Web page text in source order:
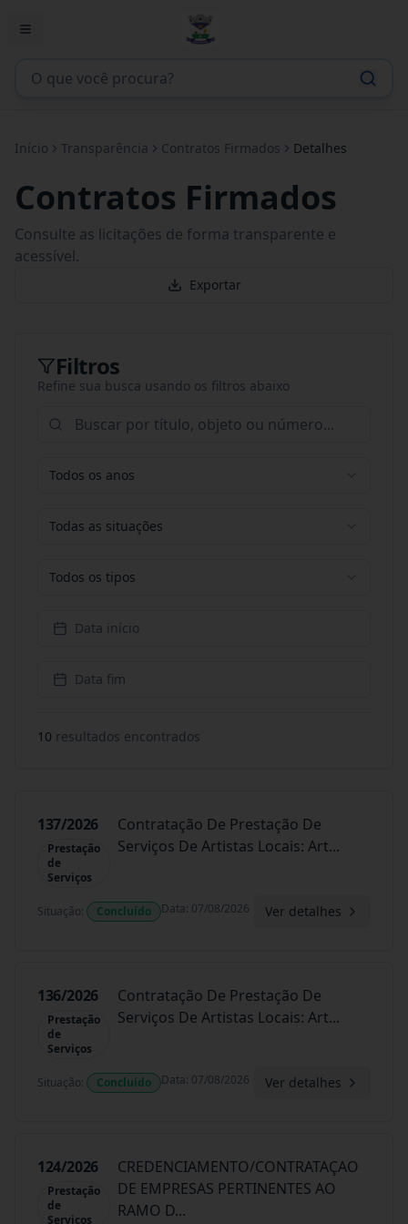
Início Transparência Contratos Firmados Detalhes
Contratos Firmados
Consulte as licitações de forma transparente e
acessível.
Exportar
Filtros
Refine sua busca usando os filtros abaixo
Todos os anos
Todas as situações
Todos os tipos
Data início
Data fim
10 resultados encontrados
137/2026
Prestação
de
Serviços
Contratação De Prestação De
Serviços De Artistas Locais: Art...
Situação: Concluído Data: 07/08/2026 Ver detalhes
136/2026
Prestação
de
Serviços
Contratação De Prestação De
Serviços De Artistas Locais: Art...
Situação: Concluído Data: 07/08/2026 Ver detalhes
124/2026
Prestação
de
Serviços
CREDENCIAMENTO/CONTRATAÇAO
DE EMPRESAS PERTINENTES AO
RAMO D...